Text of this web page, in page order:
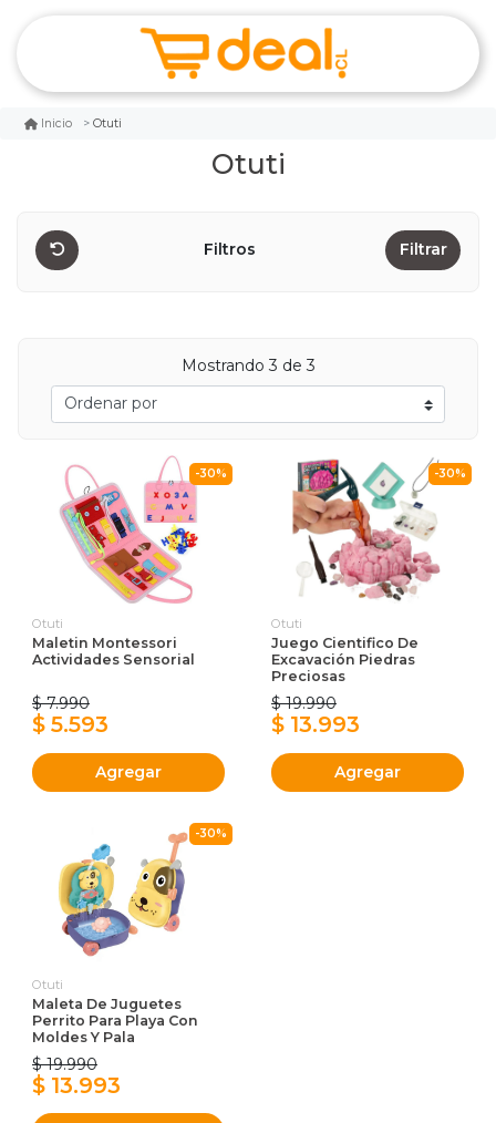
Inicio Otuti
Otuti
Filtros Filtrar
Mostrando3 de 3
-30%
Otuti
Maletin Montessori
Actividades Sensorial
$ 7.990
$ 5.593
Agregar
-30%
Otuti
Juego Cientifico De
Excavación Piedras
Preciosas
$ 19.990
$ 13.993
Agregar
-30%
Otuti
Maleta De Juguetes
Perrito Para Playa Con
Moldes Y Pala
$ 19.990
$ 13.993